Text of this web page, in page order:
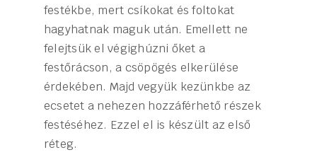
festékbe, mert csíkokat és foltokat
hagyhatnak maguk után. Emellett ne
felejtsük el végighúzni őket a
festőrácson, a csöpögés elkerülése
érdekében. Majd vegyük kezünkbe az
ecsetet a nehezen hozzáférhető részek
festéséhez. Ezzel el is készült az első
réteg.